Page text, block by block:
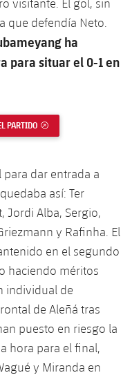
que defendía Neto.
ha
para situar el 0-1 en
PARTIDO ENLACE EXTERNO
para dar entrada a
así: Ter
Jordi Alba, Sergio,
y Rafinha. El
en el segundo
haciendo méritos
individual de
de Aleñá tras
puesto en riesgo la
hora para el final,
y Miranda en